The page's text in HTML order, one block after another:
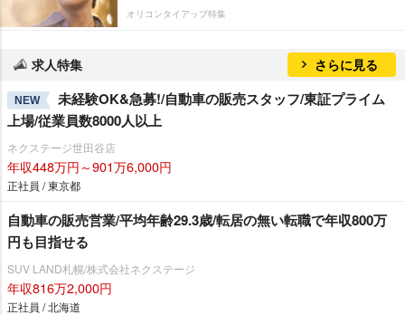
オリコンタイアップ特集
求人特集 さらに見る
NEW
未経験OK&急募!/自動車の販売スタッフ/東証プライム
上場/従業員数8000人以上
ネクステージ世田谷店
年収448万円～901万6,000円
正社員 / 東京都
自動車の販売営業/平均年齢29.3歳/転居の無い転職で年収800万
円も目指せる
SUV LAND札幌/株式会社ネクステージ
年収816万2,000円
正社員 / 北海道